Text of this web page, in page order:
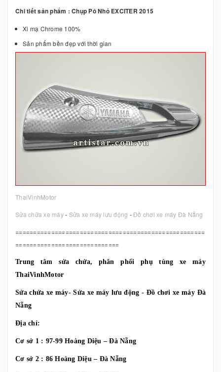
Chi tiết sản phẩm : Chụp Pô Nhỏ EXCITER 2015
Xi mạ Chrome 100%
Sản phẩm bền đẹp với thời gian
ThaiVinhMotor
Sửa chữa xe máy- Sửa xe máy lưu động -Đồ chơi xe máy Đà Nẵng
=====================================================
=============================
Trung tâm sửa chửa, phân phối phụ tùng xe máy
ThaiVinhMotor
Sửa chửa xe máy- Sửa xe máy lưu động - Đồ chơi xe máy Đà
Nẵng
Địa chỉ:
Cơ sở 1 : 97-99 Hoàng Diệu – Đà Nẵng
Cơ sở 2 : 86 Hoàng Diệu – Đà Nẵng